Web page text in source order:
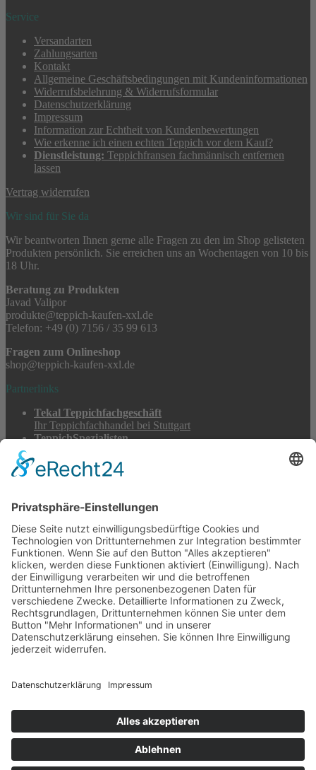
Service
Versandarten
Zahlungsarten
Kontakt
Allgemeine Geschäftsbedingungen mit Kundeninformationen
Widerrufsbelehrung & Widerrufsformular
Datenschutzerklärung
Impressum
Information zur Echtheit von Kundenbewertungen
Wie erkenne ich einen echten Teppich vor dem Kauf?
Dienstleistung: Teppichfransen fachmännisch entfernen
lassen
Vertrag widerrufen
Wir sind für Sie da
Wir beantworten Ihnen gerne alle Fragen zu den im Shop gelisteten
Produkten persönlich. Sie erreichen uns an Wochentagen von 10 bis
18 Uhr.
Beratung zu Produkten
Javad Valipor
produkte@teppich-kaufen-xxl.de
Telefon: +49 (0) 7156 / 35 99 613
Fragen zum Onlineshop
shop@teppich-kaufen-xxl.de
Partnerlinks
Tekal Teppichfachgeschäft
Ihr Teppichfachhandel bei Stuttgart
TeppichSpezialisten
Stadtmühle Waldenbuch
Mühlenprodukte, Säfte, Tiernahrung & Züchterbedarf
Pyrotechnik online bestellen
© 2017-2026 ·Tekal – Textile Lebensqualität| Einzelstücke mit
Charakter – Exklusive moderne Teppiche und handverlesene
Orientteppiche
Alle Preise inkl. der gesetzlichen MwSt. · Die durchgestrichenen Preise
entsprechen, sofern nicht anders angegeben, den bisherigen Preisen in
unserem Shop.
Cookie-Einstellungen
Warenkorb 0
Kinderteppich Brücke Giraffen mit Herzen
Grau/Rosa ca. 80 x 150 cm 57,99€